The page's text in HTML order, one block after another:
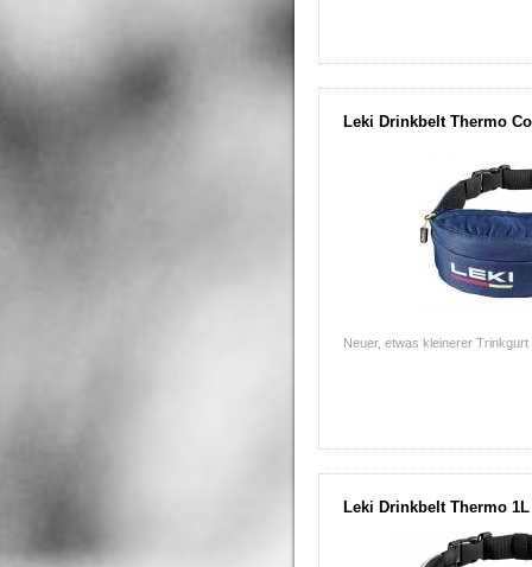
Leki Drinkbelt Thermo
Neuer, etwas kleinerer Trinkgurt
Leki Drinkbelt Thermo 1L